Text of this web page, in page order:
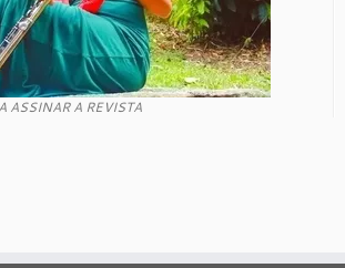
ASSINAR A REVISTA